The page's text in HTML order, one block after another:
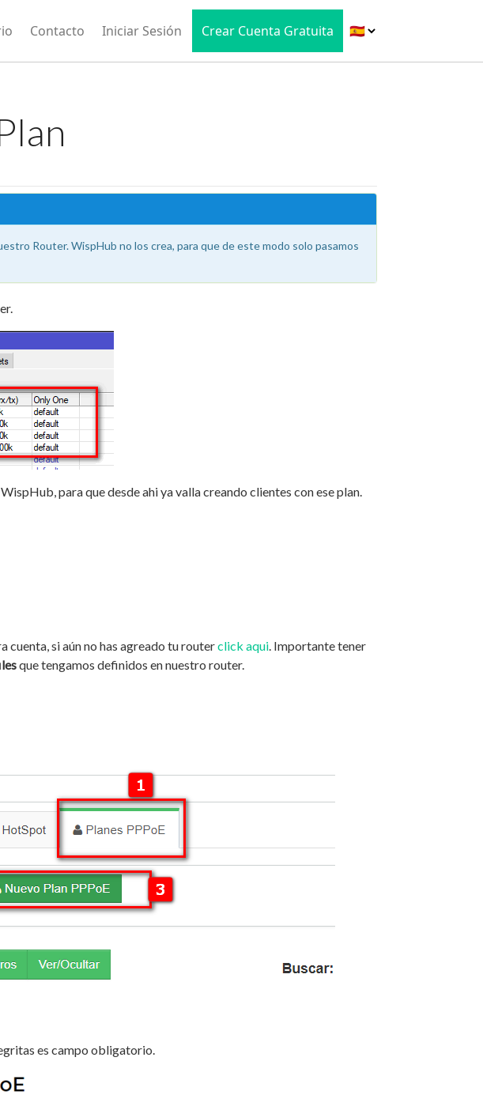
Contacto Iniciar Sesión Crear Cuenta Gratuita
Router. WispHub no los crea, para que de este modo solo pasamos
para que desde ahi ya valla creando clientes con ese plan.
cuenta, si aún no has agreado tu routerclick aqui. Importante tener
que tengamos definidos en nuestro router.
es campo obligatorio.